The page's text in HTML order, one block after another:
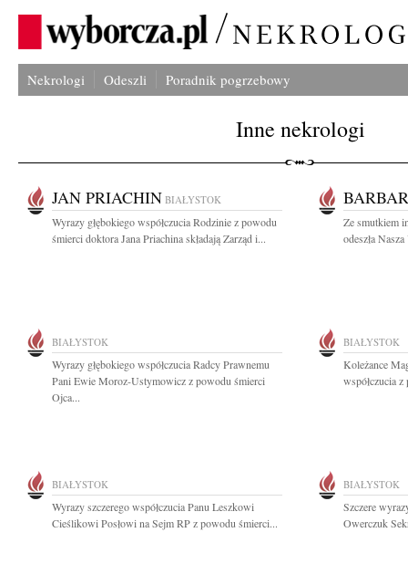
Nekrologi Odeszli Poradnik pogrzebowy
Inne nekrologi
JAN PRIACHIN BIAŁYSTOK
Wyrazy głębokiego współczucia Rodzinie z powodu
śmierci doktora Jana Priachina składają Zarząd i...
Ze smutkiem
odeszła
BIAŁYSTOK
Wyrazy głębokiego współczucia Radcy Prawnemu
Pani Ewie Moroz-Ustymowicz z powodu śmierci
Ojca...
BIAŁYSTOK
Koleżance
współczucia
BIAŁYSTOK
Wyrazy szczerego współczucia Panu Leszkowi
Cieślikowi Posłowi na Sejm RP z powodu śmierci...
BIAŁYSTOK
Szczere
Owerczuk